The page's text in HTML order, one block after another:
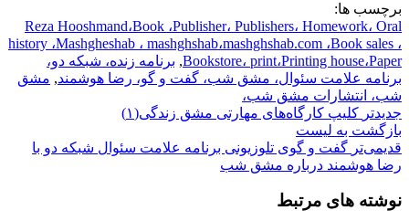
برچسب ها:
Reza Hooshmand،Book ،Publisher، Publishers، Homework، Oral
history ،Mashgheshab ، mashghshab،mashghshab.com ،Book sales ،
Bookstore، print،Printing house،Paper, برنامه زنده، شبکه دو،
برنامه علامت سئوال، مشق شب، گفت و گو، رضا هوشمند, مشق
شب، انتشارات مشق شب،
جدیدتر کلیپ کارگاه‌های مهارتی مشق زندگی(۱)
بازگشت بە لیست
قدیمی‌تر گفت و گوی تلوزیونی برنامه علامت سئوال شبکه دو با
رضا هوشمند درباره مشق شب
نوشته های مرتبط